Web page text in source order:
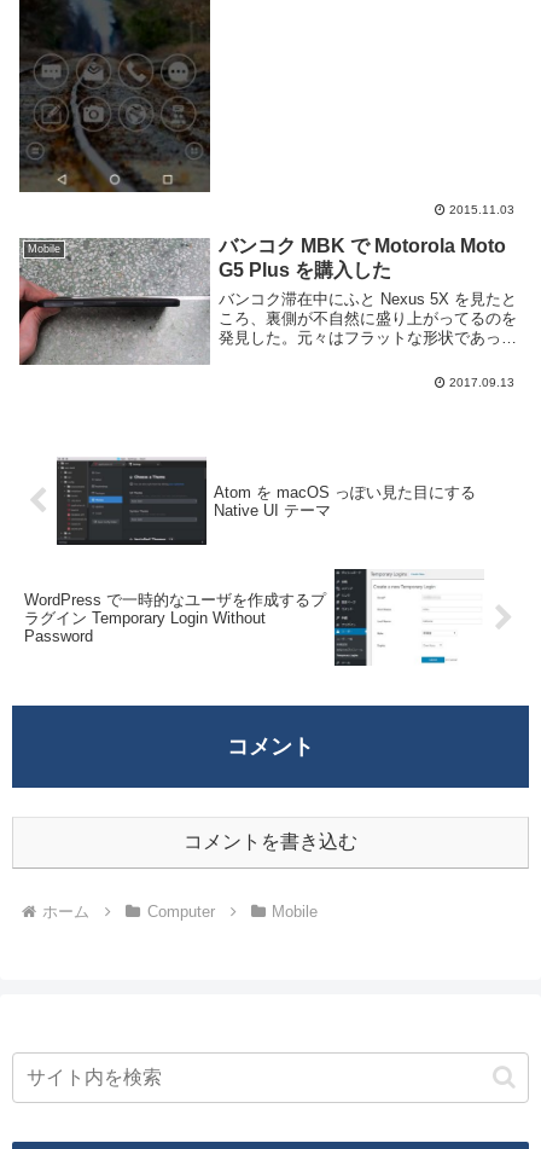
2015.11.03
Mobile
バンコク MBK で Motorola Moto
G5 Plus を購入した
バンコク滞在中にふと Nexus 5X を見たと
ころ、裏側が不自然に盛り上がってるのを
発見した。元々はフラットな形状であった
まま使い続けるのは危険だし、最近は謎の
2017.09.13
Atom を macOS っぽい見た目にする
Native UI テーマ
WordPress で一時的なユーザを作成するプ
ラグイン Temporary Login Without
Password
コメント
コメントを書き込む
ホーム Computer Mobile